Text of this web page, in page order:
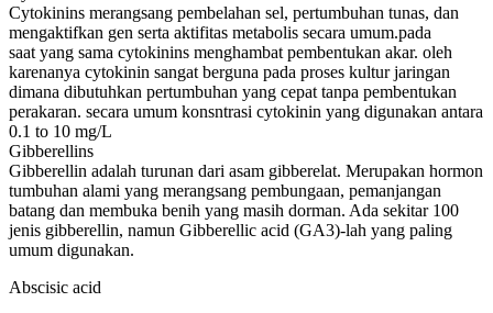
Cytokinins merangsang pembelahan sel, pertumbuhan tunas, dan
mengaktifkan gen serta aktifitas metabolis secara umum.pada
saat yang sama cytokinins menghambat pembentukan akar. oleh
karenanya cytokinin sangat berguna pada proses kultur jaringan
dimana dibutuhkan pertumbuhan yang cepat tanpa pembentukan
perakaran. secara umum konsntrasi cytokinin yang digunakan antara
0.1 to 10 mg/L
Gibberellins
Gibberellin adalah turunan dari asam gibberelat. Merupakan hormon
tumbuhan alami yang merangsang pembungaan, pemanjangan
batang dan membuka benih yang masih dorman. Ada sekitar 100
jenis gibberellin, namun Gibberellic acid (GA3)-lah yang paling
umum digunakan.
Abscisic acid